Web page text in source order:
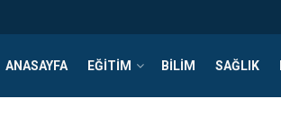
ANASAYFA EĞITIM BILIM SAĞLIK